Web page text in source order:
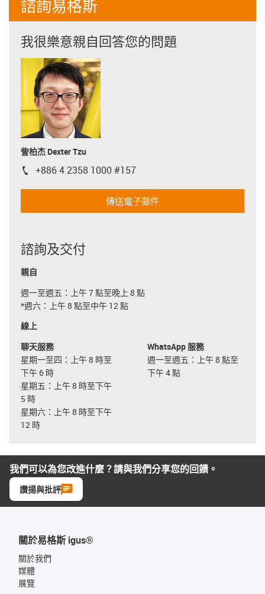
諮詢易格斯
我很樂意親自回答您的問題
訾柏杰 Dexter Tzu
igus-icon-phone
+886 4 2358 1000 #157
傳送電子郵件
諮詢及交付
親自
週一至週五：上午 7 點至晚上 8 點
*週六：上午 8 點至中午 12 點
線上
聊天服務
星期一至四：上午 8 時至
下午 6 時
星期五：上午 8 時至下午
5 時
星期六：上午 8 時至下午
12 時
WhatsApp 服務
週一至週五：上午 8 點至
下午 4 點
我們可以為您改進什麼？請與我們分享您的回饋。
讚揚與批評
關於易格斯 igus®
關於我們
媒體
展覽